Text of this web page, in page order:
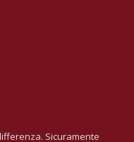
Sicuramente